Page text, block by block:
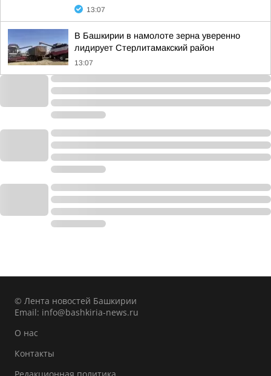
13:07
В Башкирии в намолоте зерна уверенно
лидирует Стерлитамакский район
13:07
© Лента новостей Башкирии
Email: info@bashkiria-news.ru
О нас
Контакты